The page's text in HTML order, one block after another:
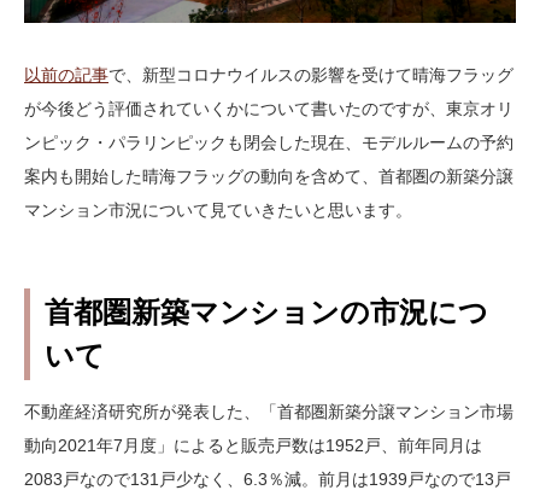
以前の記事で、新型コロナウイルスの影響を受けて晴海フラッグ
が今後どう評価されていくかについて書いたのですが、東京オリ
ンピック・パラリンピックも閉会した現在、モデルルームの予約
案内も開始した晴海フラッグの動向を含めて、首都圏の新築分譲
マンション市況について見ていきたいと思います。
首都圏新築マンションの市況につ
いて
不動産経済研究所が発表した、「首都圏新築分譲マンション市場
動向2021年7月度」によると販売戸数は1952戸、前年同月は
2083戸なので131戸少なく、6.3％減。前月は1939戸なので13戸